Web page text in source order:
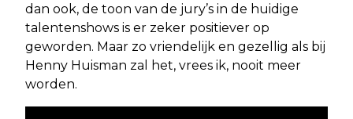
dan ook, de toon van de jury’s in de huidige
talentenshows is er zeker positiever op
geworden. Maar zo vriendelijk en gezellig als bij
Henny Huisman zal het, vrees ik, nooit meer
worden.